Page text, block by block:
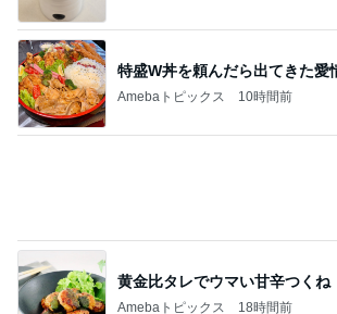
人が辞め過ぎて言い出しづらいパート